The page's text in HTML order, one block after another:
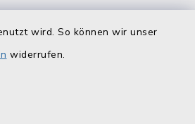
wird. So können wir unser
widerrufen.